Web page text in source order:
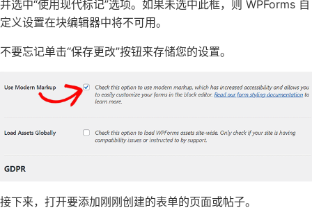
并选中“使用现代标记”选项。如果未选中此框，则 WPForms 自
定义设置在块编辑器中将不可用。
不要忘记单击“保存更改”按钮来存储您的设置。
接下来，打开要添加刚刚创建的表单的页面或帖子。